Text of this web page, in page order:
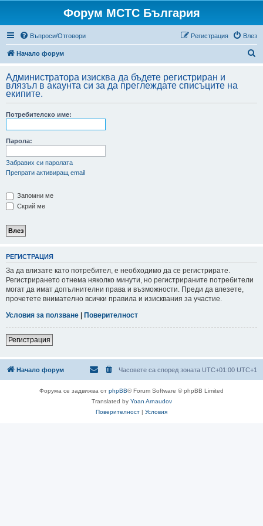
Форум МСТС България
Въпроси/Отговори Влез
Регистрация
Начало форум
Администратора изисква да бъдете регистриран и
влязъл в акаунта си за да преглеждате списъците на
екипите.
Потребителско име:
Парола:
Забравих си паролата
Препрати активиращ email
Запомни ме
Скрий ме
РЕГИСТРАЦИЯ
За да влизате като потребител, е необходимо да се регистрирате.
Регистрирането отнема няколко минути, но регистрираните потребители
могат да имат допълнителни права и възможности. Преди да влезете,
прочетете внимателно всички правила и изисквания за участие.
Условия за ползване | Поверителност
Регистрация
Начало форум Часовете са според зоната UTC+01:00 UTC+1
Форума се задвижва от phpBB® Forum Software © phpBB Limited
Translated by Yoan Arnaudov
Поверителност | Условия